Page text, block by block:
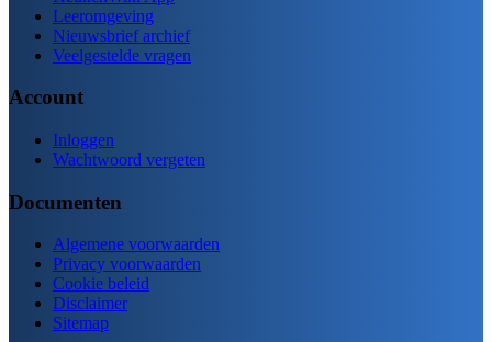
Leeromgeving
Nieuwsbrief archief
Veelgestelde vragen
Account
Inloggen
Wachtwoord vergeten
Documenten
Algemene voorwaarden
Privacy voorwaarden
Cookie beleid
Disclaimer
Sitemap